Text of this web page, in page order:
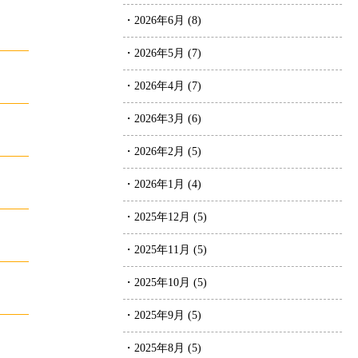
・2026年6月 (8)
・2026年5月 (7)
・2026年4月 (7)
・2026年3月 (6)
・2026年2月 (5)
・2026年1月 (4)
・2025年12月 (5)
・2025年11月 (5)
・2025年10月 (5)
・2025年9月 (5)
・2025年8月 (5)